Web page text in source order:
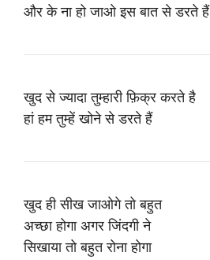
और के ना हो जाओ इस बात से डरते हैं
खुद से ज्यादा तुम्हारी फ़िक्र करते है
हां हम तुम्हें खोने से डरते हैं
खुद ही सीख जाओगे तो बहुत
अच्छा होगा अगर जिंदगी ने
सिखाया तो बहुत रोना होगा